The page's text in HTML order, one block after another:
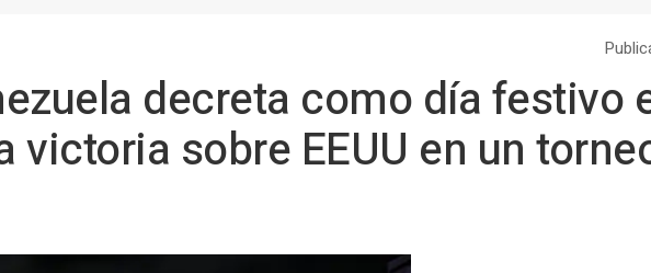
decreta como día festivo
victoria sobre EEUU en un